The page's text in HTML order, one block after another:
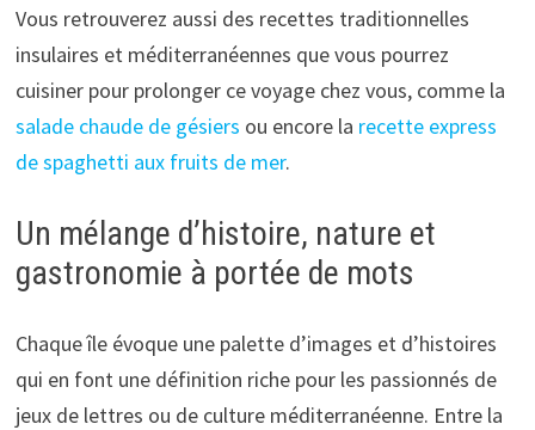
Vous retrouverez aussi des recettes traditionnelles
insulaires et méditerranéennes que vous pourrez
cuisiner pour prolonger ce voyage chez vous, comme la
salade chaude de gésiers ou encore la recette express
de spaghetti aux fruits de mer.
Un mélange d’histoire, nature et
gastronomie à portée de mots
Chaque île évoque une palette d’images et d’histoires
qui en font une définition riche pour les passionnés de
jeux de lettres ou de culture méditerranéenne. Entre la